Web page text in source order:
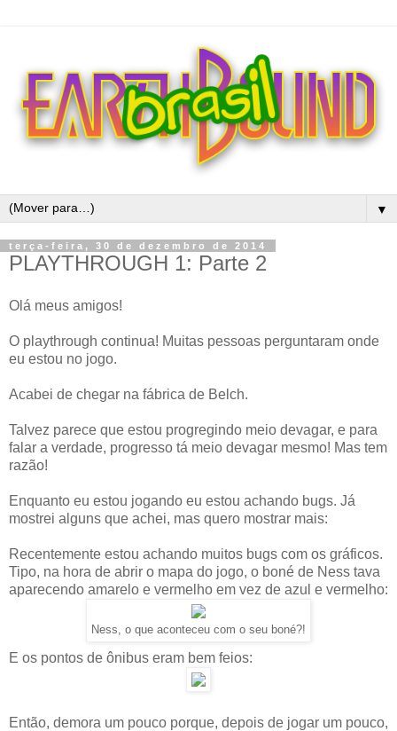
▼
terça-feira, 30 de dezembro de 2014
PLAYTHROUGH 1: Parte 2
Olá meus amigos!
O playthrough continua! Muitas pessoas perguntaram onde
eu estou no jogo.
Acabei de chegar na fábrica de Belch.
Talvez parece que estou progregindo meio devagar, e para
falar a verdade, progresso tá meio devagar mesmo! Mas tem
razão!
Enquanto eu estou jogando eu estou achando bugs. Já
mostrei alguns que achei, mas quero mostrar mais:
Recentemente estou achando muitos bugs com os gráficos.
Tipo, na hora de abrir o mapa do jogo, o boné de Ness tava
aparecendo amarelo e vermelho em vez de azul e vermelho:
Ness, o que aconteceu com o seu boné?!
E os pontos de ônibus eram bem feios:
Então, demora um pouco porque, depois de jogar um pouco,